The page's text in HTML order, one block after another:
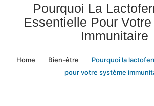
Pourquoi La
Essentielle Pour
Immunitaire
Home Bien-être
Pourquoi la
pour votre système